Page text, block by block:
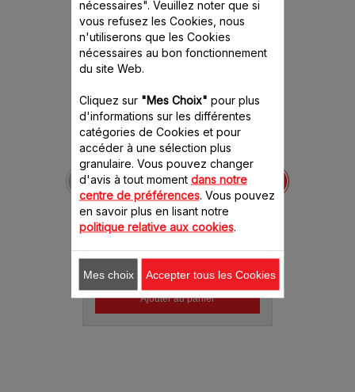
Amortisseur SS-
1530000382
Vendu à l'unité
Stock disponible.
6.40 CHF
Ajouter au panier
nécessaires". Veuillez noter que si
vous refusez les Cookies, nous
n'utiliserons que les Cookies
nécessaires au bon fonctionnement
du site Web.
Cliquez sur "Mes Choix" pour plus
d'informations sur les différentes
catégories de Cookies et pour
accéder à une sélection plus
granulaire. Vous pouvez changer
d'avis à tout moment dans notre
centre de préférences. Vous pouvez
en savoir plus en lisant notre
politique relative aux cookies.
Mes choix Accepter tous les Cookies